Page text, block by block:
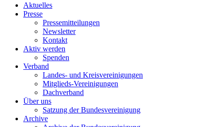
Aktuelles
Presse
Pressemitteilungen
Newsletter
Kontakt
Aktiv werden
Spenden
Verband
Landes- und Kreisvereinigungen
Mitglieds-Vereinigungen
Dachverband
Über uns
Satzung der Bundesvereinigung
Archive